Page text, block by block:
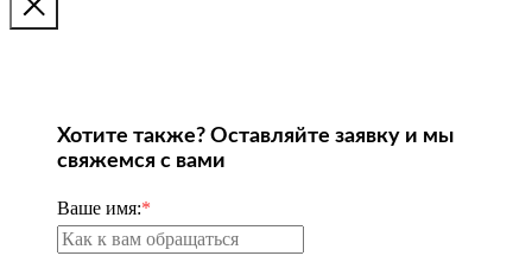
Хотите также? Оставляйте заявку и мы
свяжемся с вами
Ваше имя:*